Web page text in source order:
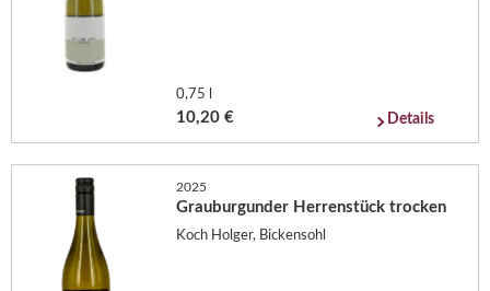
0,75 l
10,20 € Details
2025
Grauburgunder Herrenstück trocken
Koch Holger, Bickensohl